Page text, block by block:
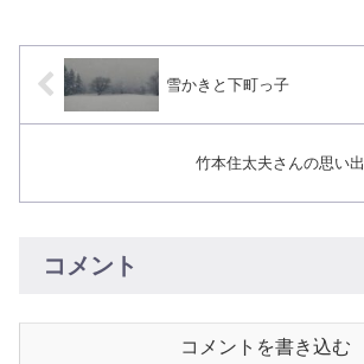
雪かきと下町っ子
竹本住太夫さんの思い出
コメント
コメントを書き込む